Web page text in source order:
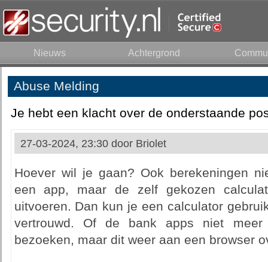
Nieuws Achtergrond
Abuse Melding
Je hebt een klacht over de onderstaande
27-03-2024, 23:30 door Briolet
Hoever wil je gaan? Ook berekeningen
een app, maar de zelf gekozen
uitvoeren. Dan kun je een calculator
vertrouwd. Of de bank apps niet
bezoeken, maar dit weer aan een browser